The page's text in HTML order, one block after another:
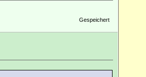
Gespeichert